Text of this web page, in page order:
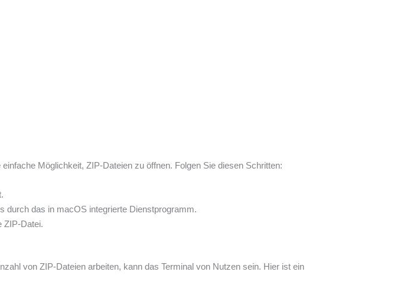
Möglichkeit, ZIP-Dateien zu öffnen. Folgen Sie diesen Schritten:
durch das in macOS integrierte Dienstprogramm.
ZIP-Datei.
von ZIP-Dateien arbeiten, kann das Terminal von Nutzen sein. Hier ist ein